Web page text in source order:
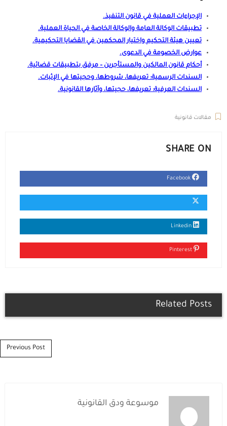
الإجراءات العملية في قانون التنفيذ.
تطبيقات الوكالة العامة والوكالة الخاصة في الحياة العملية.
تعيين هيئة التحكيم واختيار المحكمين في القضايا التحكيمية.
عوارض الخصومة في الدعوى.
أحكام قانون المالكين والمستأجرين – مرفق بتطبيقات قضائية.
السندات الرسمية: تعريفها، شروطها، وحجيتها في الإثبات.
السندات العرفية: تعريفها، حجيتها، وآثارها القانونية.
مقالات قانونية
SHARE ON
Related Posts
Previous Post
موسوعة ودق القانونية